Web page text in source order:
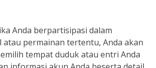
Anda berpartisipasi dalam
atau permainan tertentu, Anda akan
tempat duduk atau entri Anda